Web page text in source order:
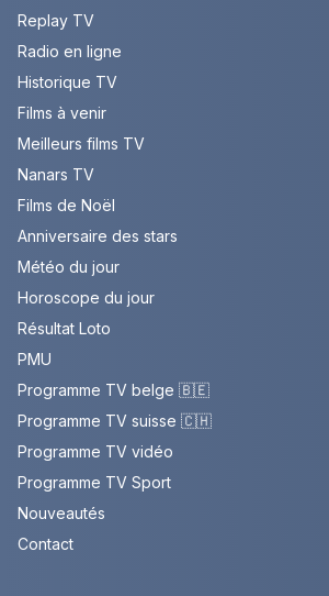
Replay TV
Radio en ligne
Historique TV
Films à venir
Meilleurs films TV
Nanars TV
Films de Noël
Anniversaire des stars
Météo du jour
Horoscope du jour
Résultat Loto
PMU
Programme TV belge 🇧🇪
Programme TV suisse 🇨🇭
Programme TV vidéo
Programme TV Sport
Nouveautés
Contact